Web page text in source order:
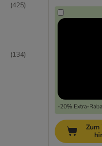
(425)
(134)
-20% Extra-